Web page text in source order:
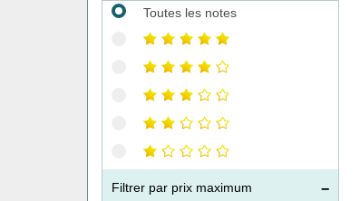
Toutes les notes
Filtrer par prix maximum